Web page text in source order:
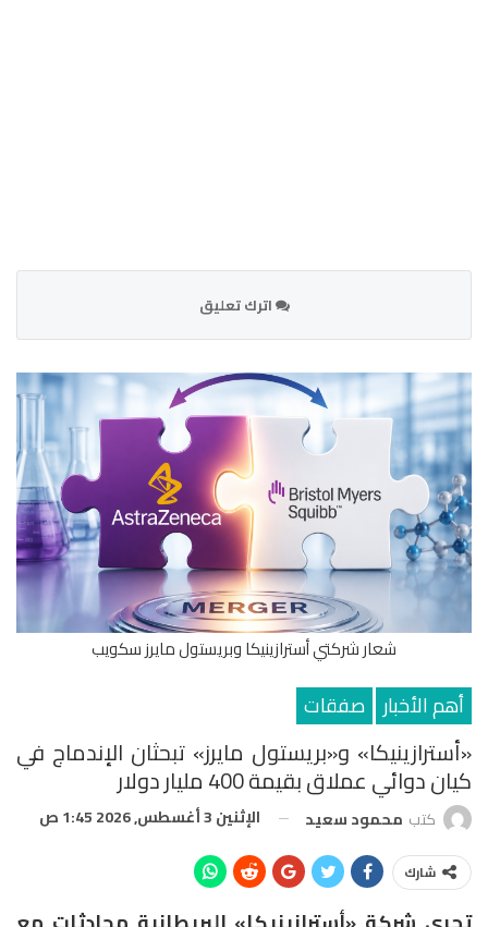
اترك تعليق
شعار شركتي أسترازينيكا وبريستول مايرز سكويب
أهم الأخبار صفقات
«أسترازينيكا» و«بريستول مايرز» تبحثان الإندماج في
كيان دوائي عملاق بقيمة 400 مليار دولار
كتب محمود سعيد الإثنين 3 أغسطس, 2026 1:45 ص
شارك